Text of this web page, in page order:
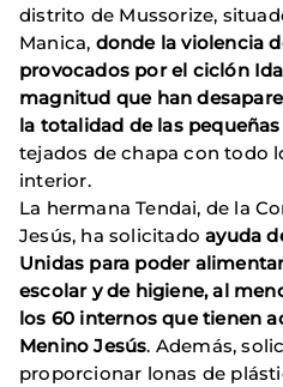
distrito de Mussorize,
Manica, donde la violencia
provocados por el ciclón
magnitud que han
la totalidad de las
tejados de chapa con todo
interior.
La hermana Tendai, de la
Jesús, ha solicitadoayuda
Unidas para poder
escolar y de higiene, al
los 60 internos que tienen
Menino Jesús. Además,
proporcionar lonas de